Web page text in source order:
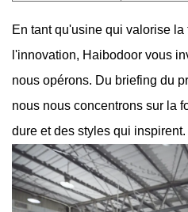
En tant qu'usine qui valorise la
l'innovation, Haibodoor vous
nous opérons. Du briefing du
nous nous concentrons sur la
dure et des styles qui inspirent.